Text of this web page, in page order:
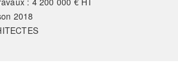
2018